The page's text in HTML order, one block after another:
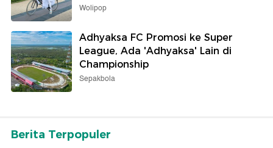
Wolipop
Adhyaksa FC Promosi ke Super
League, Ada 'Adhyaksa' Lain di
Championship
Sepakbola
Berita Terpopuler